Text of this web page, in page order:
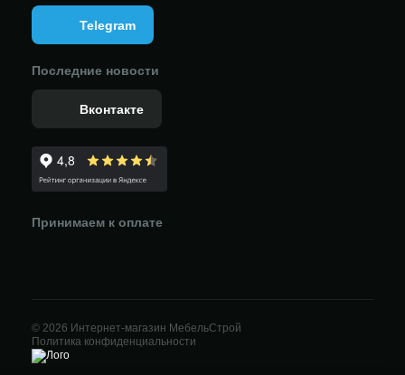
Telegram
Последние новости
Вконтакте
Принимаем к оплате
© 2026 Интернет-магазин МебельСтрой
Политика конфиденциальности